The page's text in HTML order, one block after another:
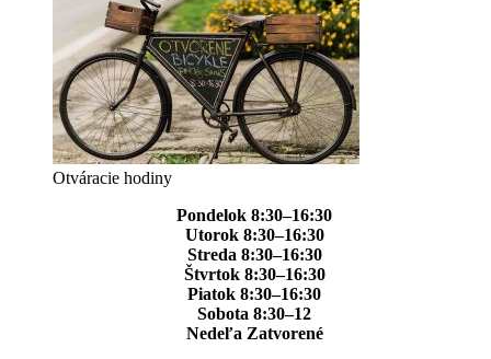
Otváracie hodiny
Pondelok 8:30–16:30
Utorok 8:30–16:30
Streda 8:30–16:30
Štvrtok 8:30–16:30
Piatok 8:30–16:30
Sobota 8:30–12
Nedeľa Zatvorené